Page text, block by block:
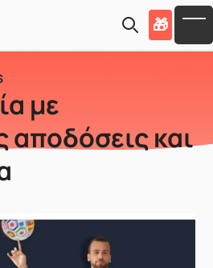
🎁
με
αποδόσεις και